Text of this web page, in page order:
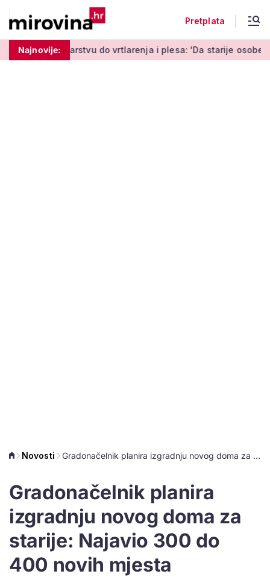
Pretplata
Najnovije:
do vrtlarenja i plesa: 'Da starije osobe ne ostavimo same'
Novosti Gradonačelnik planira izgradnju novog doma za starije: Najavio 300 do 400 novih mjesta
Gradonačelnik planira
izgradnju novog doma za
starije: Najavio 300 do
400 novih mjesta